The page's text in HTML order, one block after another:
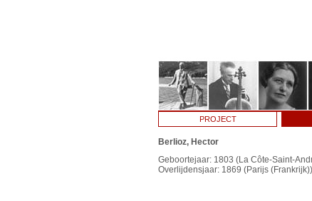
PROJECT
Berlioz, Hector
Geboortejaar: 1803 (La Côte-Saint-
Overlijdensjaar: 1869 (Parijs (Frankrijk))